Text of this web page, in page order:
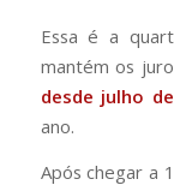
Essa é a
mantém os
desde julho
ano.
Após chegar a